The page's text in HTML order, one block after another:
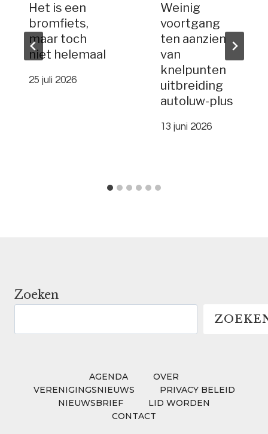
Het is een
bromfiets,
maar toch
niet helemaal
25 juli 2026
Weinig
voortgang
ten aanzien
van
knelpunten
uitbreiding
autoluw-plus
13 juni 2026
Zoeken
AGENDA
OVER
VERENIGINGSNIEUWS
PRIVACY BELEID
NIEUWSBRIEF
LID WORDEN
CONTACT